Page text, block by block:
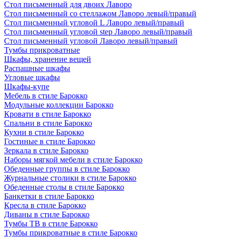
Стол письменный для двоих Лаворо
Стол письменный со стеллажом Лаворо левый/правый
Стол письменный угловой L Лаворо левый/правый
Стол письменный угловой step Лаворо левый/правый
Стол письменный угловой Лаворо левый/правый
Тумбы прикроватные
Шкафы, хранение вещей
Распашные шкафы
Угловые шкафы
Шкафы-купе
Мебель в стиле Барокко
Модульные коллекции Барокко
Кровати в стиле Барокко
Спальни в стиле Барокко
Кухни в стиле Барокко
Гостиные в стиле Барокко
Зеркала в стиле Барокко
Наборы мягкой мебели в стиле Барокко
Обеденные группы в стиле Барокко
Журнальные столики в стиле Барокко
Обеденные столы в стиле Барокко
Банкетки в стиле Барокко
Кресла в стиле Барокко
Диваны в стиле Барокко
Тумбы ТВ в стиле Барокко
Тумбы прикроватные в стиле Барокко